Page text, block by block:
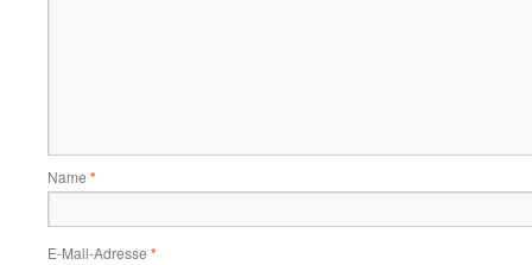
Name *
E-Mail-Adresse *